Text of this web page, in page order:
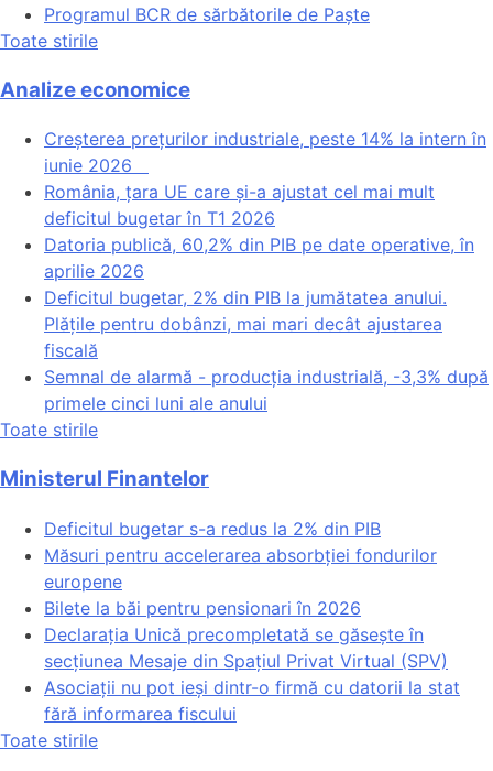
Programul BCR de sărbătorile de Paște
Toate stirile
Analize economice
Creșterea prețurilor industriale, peste 14% la intern în
iunie 2026
România, țara UE care și-a ajustat cel mai mult
deficitul bugetar în T1 2026
Datoria publică, 60,2% din PIB pe date operative, în
aprilie 2026
Deficitul bugetar, 2% din PIB la jumătatea anului.
Plățile pentru dobânzi, mai mari decât ajustarea
fiscală
Semnal de alarmă - producția industrială, -3,3% după
primele cinci luni ale anului
Toate stirile
Ministerul Finantelor
Deficitul bugetar s-a redus la 2% din PIB
Măsuri pentru accelerarea absorbției fondurilor
europene
Bilete la băi pentru pensionari în 2026
Declarația Unică precompletată se găsește în
secțiunea Mesaje din Spațiul Privat Virtual (SPV)
Asociații nu pot ieși dintr-o firmă cu datorii la stat
fără informarea fiscului
Toate stirile